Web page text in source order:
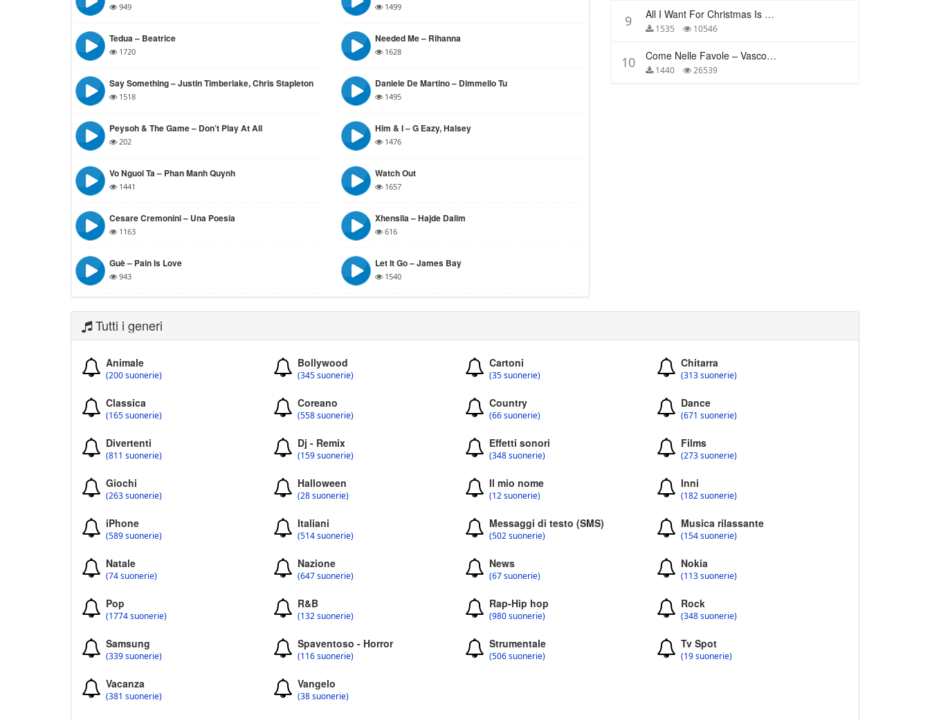
949 1499
Tedua – Beatrice
1720
Needed Me – Rihanna
1628
Say Something – Justin Timberlake, Chris Stapleton
1518
Daniele De Martino – Dimmello Tu
1495
Peysoh & The Game – Don’t Play At All
202
Him & I – G Eazy, Halsey
1476
Vo Nguoi Ta – Phan Manh Quynh
1441
Watch Out
1657
Cesare Cremonini – Una Poesia
1163
Xhensila – Hajde Dalim
616
Guè – Pain Is Love
943
Let It Go – James Bay
1540
9 All I Want For Christmas Is You – Mariah Carey
1535 10546
10 Come Nelle Favole – Vasco Rossi
1440 26539
Tutti i generi
Animale
(200 suonerie)
Bollywood
(345 suonerie)
Cartoni
(35 suonerie)
Chitarra
(313 suonerie)
Classica
(165 suonerie)
Coreano
(558 suonerie)
Country
(66 suonerie)
Dance
(671 suonerie)
Divertenti
(811 suonerie)
Dj - Remix
(159 suonerie)
Effetti sonori
(348 suonerie)
Films
(273 suonerie)
Giochi
(263 suonerie)
Halloween
(28 suonerie)
Il mio nome
(12 suonerie)
Inni
(182 suonerie)
iPhone
(589 suonerie)
Italiani
(514 suonerie)
Messaggi di testo (SMS)
(502 suonerie)
Musica rilassante
(154 suonerie)
Natale
(74 suonerie)
Nazione
(647 suonerie)
News
(67 suonerie)
Nokia
(113 suonerie)
Pop
(1774 suonerie)
R&B
(132 suonerie)
Rap-Hip hop
(980 suonerie)
Rock
(348 suonerie)
Samsung
(339 suonerie)
Spaventoso - Horror
(116 suonerie)
Strumentale
(506 suonerie)
Tv Spot
(19 suonerie)
Vacanza
(381 suonerie)
Vangelo
(38 suonerie)